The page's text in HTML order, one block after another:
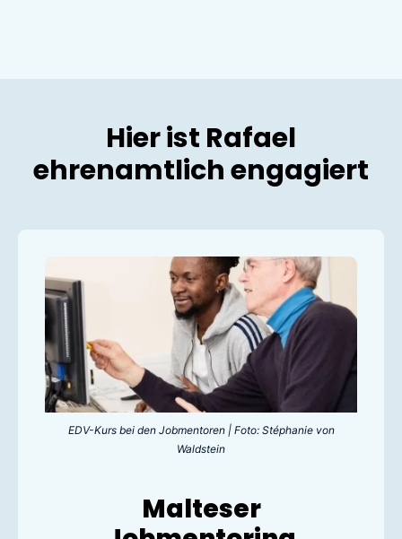
Hier ist Rafael
ehrenamtlich engagiert
Malteser
EDV-Kurs bei den Jobmentoren | Foto: Stéphanie von
Waldstein